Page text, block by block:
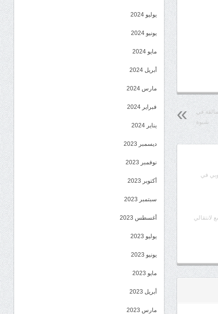
في
شبوة
في
لانتقالي
يوليو 2024
يونيو 2024
مايو 2024
أبريل 2024
مارس 2024
فبراير 2024
يناير 2024
ديسمبر 2023
نوفمبر 2023
أكتوبر 2023
سبتمبر 2023
أغسطس 2023
يوليو 2023
يونيو 2023
مايو 2023
أبريل 2023
مارس 2023